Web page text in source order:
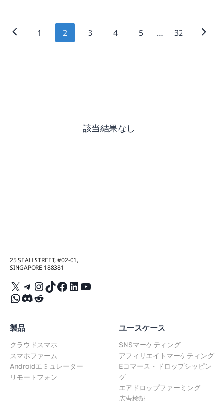
P
t
o
n
1 2 3 4 5 … 32
該当結果なし
25 SEAH STREET, #02-01,
SINGAPORE 188381
X Telegram
Instagram
TikTok
Facebook
LinkedIn
YouTube
WhatsApp
Discord
Reddit
製品
クラウドスマホ
スマホファーム
Androidエミュレーター
リモートフォン
ユースケース
SNSマーケティング
アフィリエイトマーケティング
Eコマース・ドロップシッピン
グ
エアドロップファーミング
広告検証